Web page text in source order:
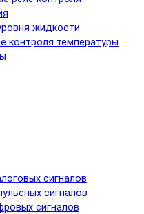
жидкости
контроля температуры
сигналов
сигналов
сигналов